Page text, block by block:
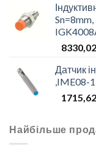
8330,02
Датчик
,IME08-
1715,62
Найбільше